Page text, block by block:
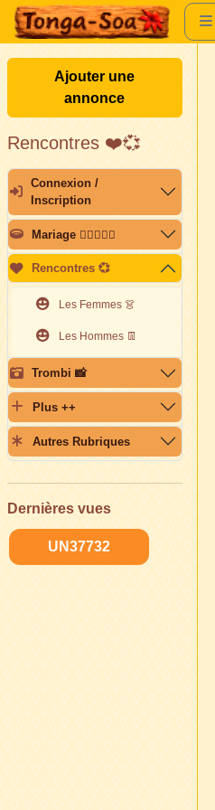
Ajouter une
annonce
Rencontres ❤️💞
Connexion /
Inscription
Mariage 👩🏽‍❤️‍👨🏽
Rencontres 💞
Les Femmes 👗
Les Hommes 👖
Trombi 📸
Plus ++
Autres Rubriques
Dernières vues
UN37732